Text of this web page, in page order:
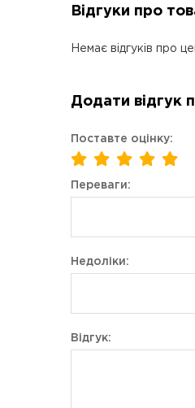
Відгуки про
Немає відгуків про
Додати відгук
Поставте оцінку:
Переваги:
Недоліки:
Відгук: